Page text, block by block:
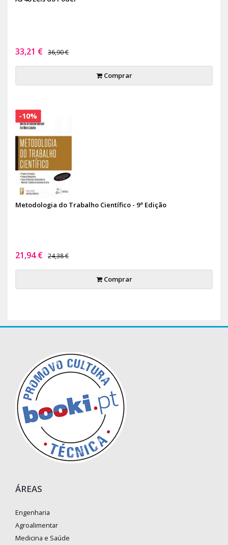
33,21 € 36,90 €
Comprar
Metodologia do Trabalho Científico - 9ª Edição
21,94 € 24,38 €
Comprar
-10%
ÁREAS
Engenharia
Agroalimentar
Medicina e Saúde